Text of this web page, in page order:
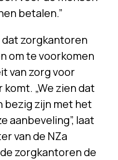
betalen.”
dat zorgkantoren
om te voorkomen
van zorg voor
„We zien dat
bezig zijn met het
aanbeveling”, laat
van de NZa
zorgkantoren de